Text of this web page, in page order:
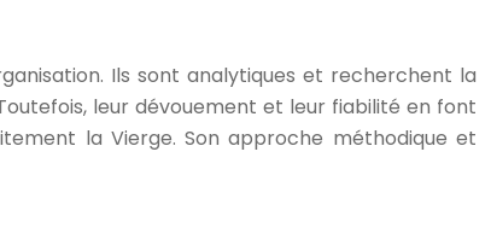
Ils sont analytiques et recherchent la
leur dévouement et leur fiabilité en font
la Vierge. Son approche méthodique et